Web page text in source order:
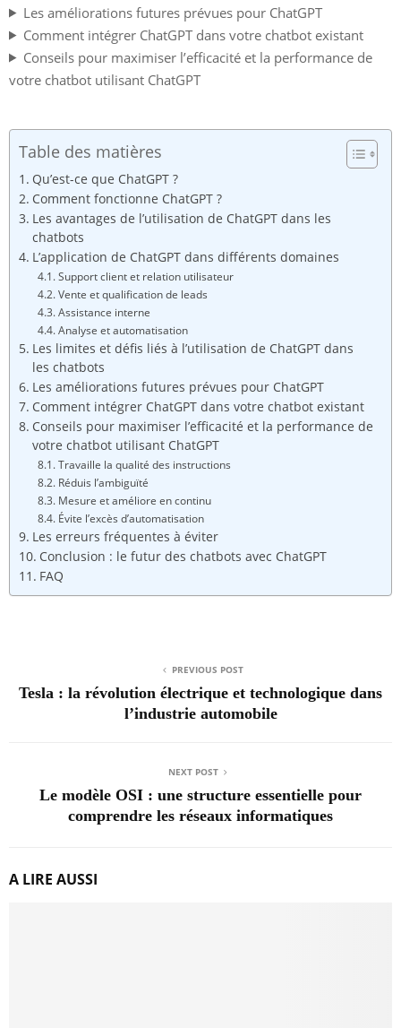
Les améliorations futures prévues pour ChatGPT
Comment intégrer ChatGPT dans votre chatbot existant
Conseils pour maximiser l’efficacité et la performance de
votre chatbot utilisant ChatGPT
Table des matières
Qu’est-ce que ChatGPT ?
Comment fonctionne ChatGPT ?
Les avantages de l’utilisation de ChatGPT dans les
chatbots
L’application de ChatGPT dans différents domaines
Support client et relation utilisateur
Vente et qualification de leads
Assistance interne
Analyse et automatisation
Les limites et défis liés à l’utilisation de ChatGPT dans
les chatbots
Les améliorations futures prévues pour ChatGPT
Comment intégrer ChatGPT dans votre chatbot existant
Conseils pour maximiser l’efficacité et la performance de
votre chatbot utilisant ChatGPT
Travaille la qualité des instructions
Réduis l’ambiguïté
Mesure et améliore en continu
Évite l’excès d’automatisation
Les erreurs fréquentes à éviter
Conclusion : le futur des chatbots avec ChatGPT
FAQ
PREVIOUS POST
Tesla : la révolution électrique et technologique dans
l’industrie automobile
NEXT POST
Le modèle OSI : une structure essentielle pour
comprendre les réseaux informatiques
A LIRE AUSSI